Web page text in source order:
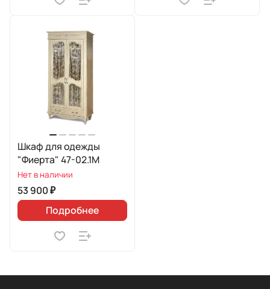
Шкаф для одежды
"Фиерта" 47-02.1М
Нет в наличии
53 900 ₽
Подробнее